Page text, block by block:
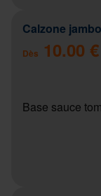
Calzone
Dès 10.00 €
Base sauce